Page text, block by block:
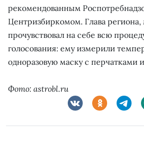
рекомендованным
Центризбиркомом. Глава региона,
прочувствовал на себе всю
голосования: ему измерили
одноразовую маску с перчатками
Фото: astrobl.ru